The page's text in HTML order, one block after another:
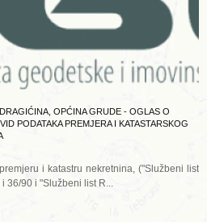
OPĆINA GRUDE - OGLAS O
PODATAKA PREMJERA I KATASTARSKOG
i katastru nekretnina, ("Službeni list
36/90 i "Službeni list R...